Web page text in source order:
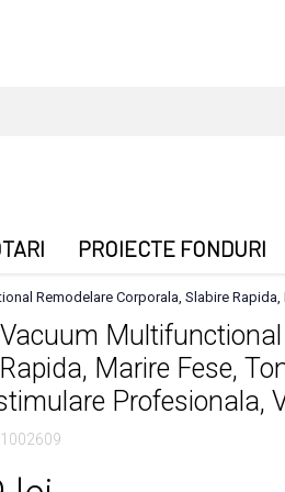
PROIECTE FONDURI
Remodelare Corporala, Slabire
Multifunctional
Marire Fese,
Profesionala,
1002609